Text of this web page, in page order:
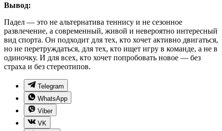
Вывод:
Падел — это не альтернатива теннису и не сезонное
развлечение, а современный, живой и невероятно интересный
вид спорта. Он подходит для тех, кто хочет активно двигаться,
но не перетруждаться, для тех, кто ищет игру в команде, а не в
одиночку. И для всех, кто хочет попробовать новое — без
страха и без стереотипов.
Telegram
WhatsApp
Viber
VK